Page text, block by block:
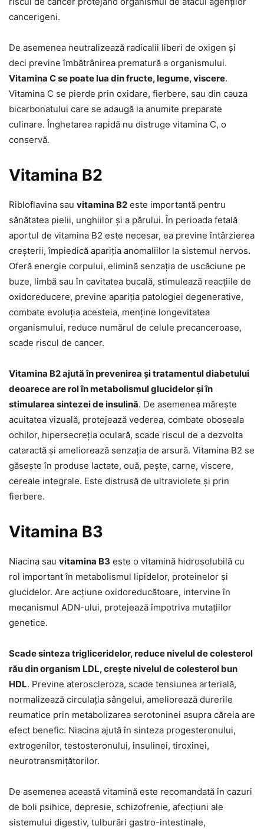
cancerigeni.
De asemenea neutralizează radicalii liberi de oxigen și
deci previne îmbătrânirea prematură a organismului.
Vitamina C se poate lua din fructe, legume, viscere.
Vitamina C se pierde prin oxidare, fierbere, sau din cauza
bicarbonatului care se adaugă la anumite preparate
culinare. Înghetarea rapidă nu distruge vitamina C, o
conservă.
Vitamina B2
Ribloflavina sau vitamina B2 este importantă pentru
sănătatea pielii, unghiilor și a părului. În perioada fetală
aportul de vitamina B2 este necesar, ea previne întârzierea
creșterii, împiedică apariția anomaliilor la sistemul nervos.
Oferă energie corpului, elimină senzația de uscăciune pe
buze, limbă sau în cavitatea bucală, stimulează reacțiile de
oxidoreducere, previne apariția patologiei degenerative,
combate evoluția acesteia, menține longevitatea
organismului, reduce numărul de celule precanceroase,
scade riscul de cancer.
Vitamina B2 ajută în prevenirea și tratamentul diabetului
deoarece are rol în metabolismul glucidelor și în
stimularea sintezei de insulină. De asemenea mărește
acuitatea vizuală, protejează vederea, combate oboseala
ochilor, hipersecreția oculară, scade riscul de a dezvolta
cataractă și ameliorează senzația de arsură. Vitamina B2 se
găsește în produse lactate, ouă, pește, carne, viscere,
cereale integrale. Este distrusă de ultraviolete și prin
fierbere.
Vitamina B3
Niacina sau vitamina B3 este o vitamină hidrosolubilă cu
rol important în metabolismul lipidelor, proteinelor și
glucidelor. Are acțiune oxidoreducătoare, intervine în
mecanismul ADN-ului, protejează împotriva mutațiilor
genetice.
Scade sinteza trigliceridelor, reduce nivelul de colesterol
rău din organism LDL, crește nivelul de colesterol bun
HDL. Previne ateroscleroza, scade tensiunea arterială,
normalizează circulația sângelui, ameliorează durerile
reumatice prin metabolizarea serotoninei asupra căreia are
efect benefic. Niacina ajută în sinteza progesteronului,
extrogenilor, testosteronului, insulinei, tiroxinei,
neurotransmițătorilor.
De asemenea această vitamină este recomandată în cazuri
de boli psihice, depresie, schizofrenie, afecțiuni ale
sistemului digestiv, tulburări gastro-intestinale,